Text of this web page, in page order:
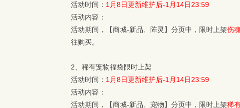
活动时间： 1月8日更新维护后-1月14日23:59
活动内容：
活动期间，【商城-新品、阵灵】分页中，限时上架伤
往购买。
2、稀有宠物福袋限时上架
活动时间： 1月8日更新维护后-1月14日23:59
活动内容：
活动期间，【商城-新品、宠物】分页中，限时上架稀